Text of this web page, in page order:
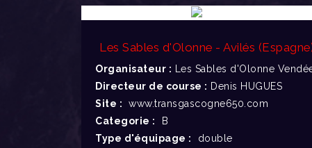
Les Sables d'Olonne - Avilés
Organisateur : Les Sables d'Olonne
Directeur de course : Denis HUGUES
Site :
www.transgascogne650.com
Categorie : B
Type d'équipage : double